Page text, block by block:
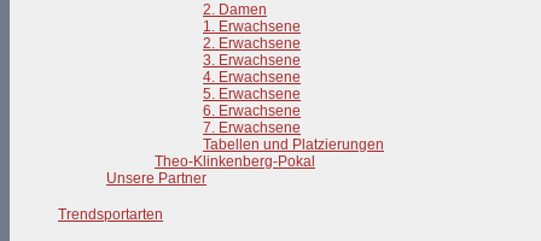
2. Damen
1. Erwachsene
2. Erwachsene
3. Erwachsene
4. Erwachsene
5. Erwachsene
6. Erwachsene
7. Erwachsene
Tabellen und Platzierungen
Theo-Klinkenberg-Pokal
Unsere Partner
Trendsportarten